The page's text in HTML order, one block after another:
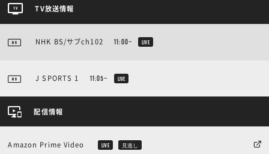
TV放送情報
NHK BS/サブch102 11:00~ LIVE
J SPORTS 1 11:05~ LIVE
配信情報
Amazon Prime Video LIVE 見逃し